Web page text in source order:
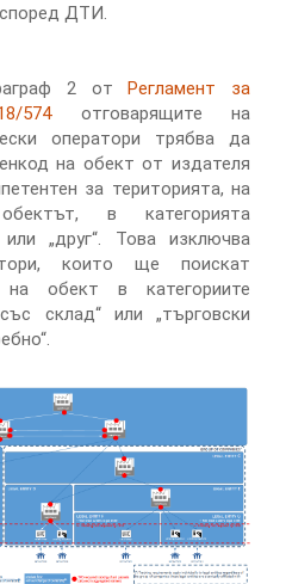
ДТИ.
2 отРегламент за
574отговарящите на
оператори трябва да
на обект от издателя
за територията, на
в категорията
„друг“. Това изключва
които ще поискат
на обект в категориите
склад“ или „търговски